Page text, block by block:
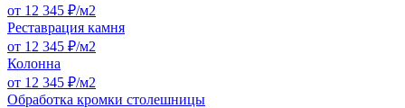
от 12 345 ₽/м2
Реставрация камня
от 12 345 ₽/м2
Колонна
от 12 345 ₽/м2
Обработка кромки столешницы